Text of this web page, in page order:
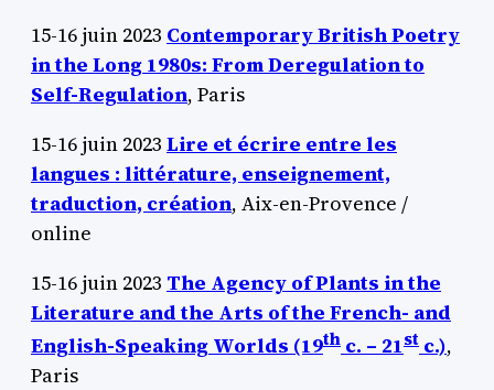
15-16 juin 2023 Contemporary British Poetry
in the Long 1980s: From Deregulation to
Self-Regulation, Paris
15-16 juin 2023 Lire et écrire entre les
langues : littérature, enseignement,
traduction, création, Aix-en-Provence /
online
15-16 juin 2023 The Agency of Plants in the
Literature and the Arts of the French- and
English-Speaking Worlds (19th c. – 21st c.),
Paris